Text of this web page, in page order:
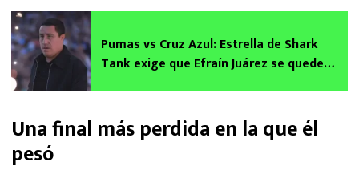
Pumas vs Cruz Azul: Estrella de Shark
Tank exige que Efraín Juárez se quede
Una final más perdida en la que él
pesó